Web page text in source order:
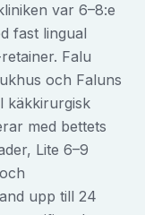
var 6–8:e
fast lingual
Falu
och Faluns
käkkirurgisk
med bettets
Lite 6–9
upp till 24